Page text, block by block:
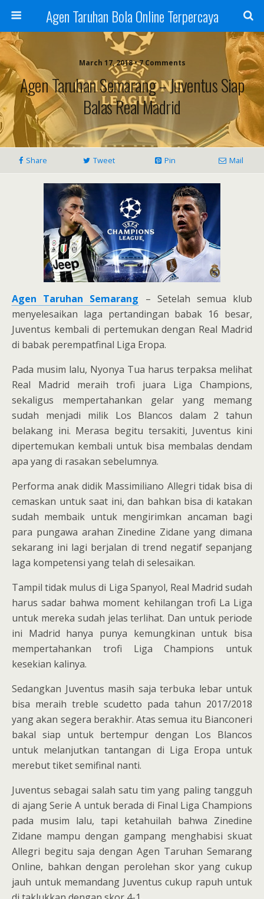
Agen Taruhan Bola Online Terpercaya
March 17, 2018 • 7 Comments
Agen Taruhan Semarang – Juventus Siap
Balas Real Madrid
Share Tweet Pin Mail
Agen Taruhan Semarang – Setelah semua klub
menyelesaikan laga pertandingan babak 16 besar,
Juventus kembali di pertemukan dengan Real Madrid
di babak perempatfinal Liga Eropa.
Pada musim lalu, Nyonya Tua harus terpaksa melihat
Real Madrid meraih trofi juara Liga Champions,
sekaligus mempertahankan gelar yang memang
sudah menjadi milik Los Blancos dalam 2 tahun
belakang ini. Merasa begitu tersakiti, Juventus kini
dipertemukan kembali untuk bisa membalas dendam
apa yang di rasakan sebelumnya.
Performa anak didik Massimiliano Allegri tidak bisa di
cemaskan untuk saat ini, dan bahkan bisa di katakan
sudah membaik untuk mengirimkan ancaman bagi
para pungawa arahan Zinedine Zidane yang dimana
sekarang ini lagi berjalan di trend negatif sepanjang
laga kompetensi yang telah di selesaikan.
Tampil tidak mulus di Liga Spanyol, Real Madrid sudah
harus sadar bahwa moment kehilangan trofi La Liga
untuk mereka sudah jelas terlihat. Dan untuk periode
ini Madrid hanya punya kemungkinan untuk bisa
mempertahankan trofi Liga Champions untuk
kesekian kalinya.
Sedangkan Juventus masih saja terbuka lebar untuk
bisa meraih treble scudetto pada tahun 2017/2018
yang akan segera berakhir. Atas semua itu Bianconeri
bakal siap untuk bertempur dengan Los Blancos
untuk melanjutkan tantangan di Liga Eropa untuk
merebut tiket semifinal nanti.
Juventus sebagai salah satu tim yang paling tangguh
di ajang Serie A untuk berada di Final Liga Champions
pada musim lalu, tapi ketahuilah bahwa Zinedine
Zidane mampu dengan gampang menghabisi skuat
Allegri begitu saja dengan Agen Taruhan Semarang
Online, bahkan dengan perolehan skor yang cukup
jauh untuk memandang Juventus cukup rapuh untuk